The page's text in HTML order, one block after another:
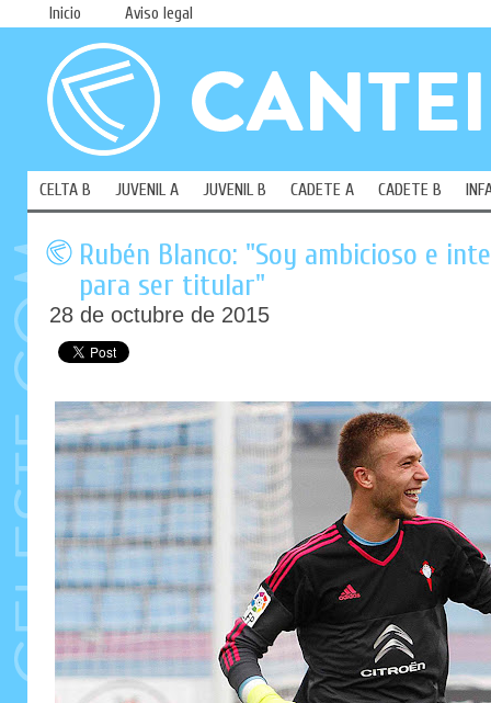
Inicio Aviso legal
CELTA B JUVENIL A JUVENIL B CADETE A CADETE B
Rubén Blanco: "Soy ambicioso e
para ser titular"
28 de octubre de 2015